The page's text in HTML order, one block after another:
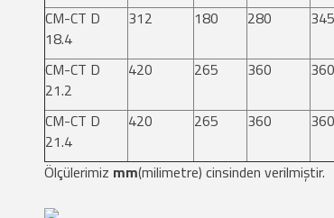
CM-CT D
18.4
312 180 280 345
CM-CT D
21.2
420 265 360 360
CM-CT D
21.4
420 265 360 360
Ölçülerimiz mm(milimetre) cinsinden verilmiştir.